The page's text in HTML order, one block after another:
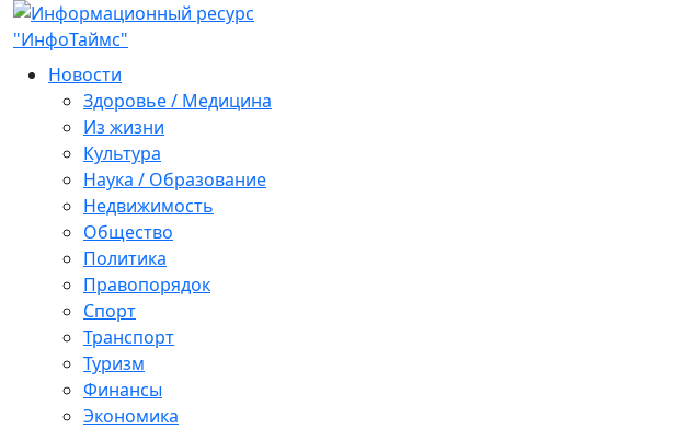
Новости
Здоровье / Медицина
Из жизни
Культура
Наука / Образование
Недвижимость
Общество
Политика
Правопорядок
Спорт
Транспорт
Туризм
Финансы
Экономика